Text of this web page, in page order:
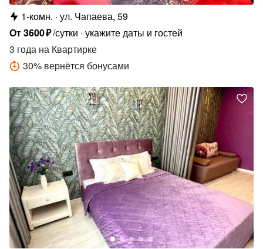
1-комн. ул. Чапаева, 59
От3600₽/сутки укажите даты и гостей
3 года на Квартирке
30% вернётся бонусами